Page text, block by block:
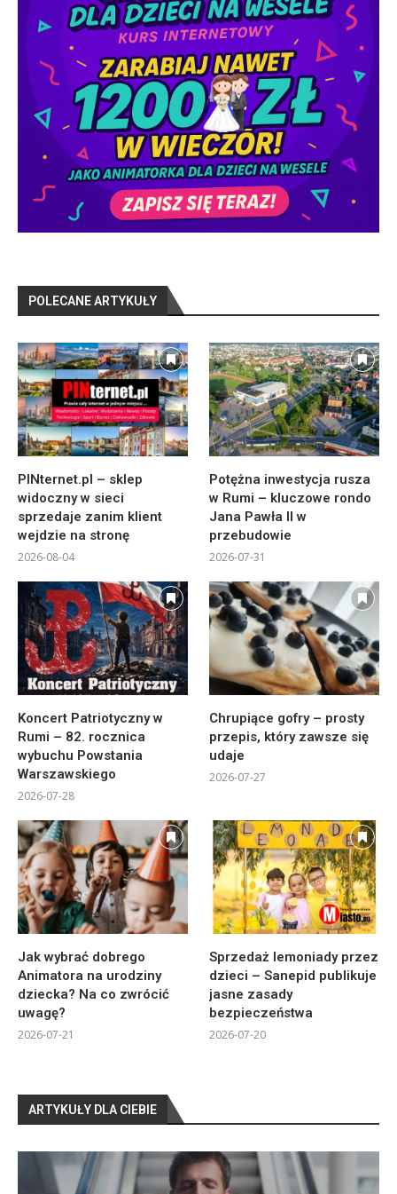
POLECANE ARTYKUŁY
PINternet.pl – sklep
widoczny w sieci
sprzedaje zanim klient
wejdzie na stronę
2026-08-04
Potężna inwestycja rusza
w Rumi – kluczowe rondo
Jana Pawła II w
przebudowie
2026-07-31
Koncert Patriotyczny w
Rumi – 82. rocznica
wybuchu Powstania
Warszawskiego
2026-07-28
Chrupiące gofry – prosty
przepis, który zawsze się
udaje
2026-07-27
Jak wybrać dobrego
Animatora na urodziny
dziecka? Na co zwrócić
uwagę?
2026-07-21
Sprzedaż lemoniady przez
dzieci – Sanepid publikuje
jasne zasady
bezpieczeństwa
2026-07-20
ARTYKUŁY DLA CIEBIE